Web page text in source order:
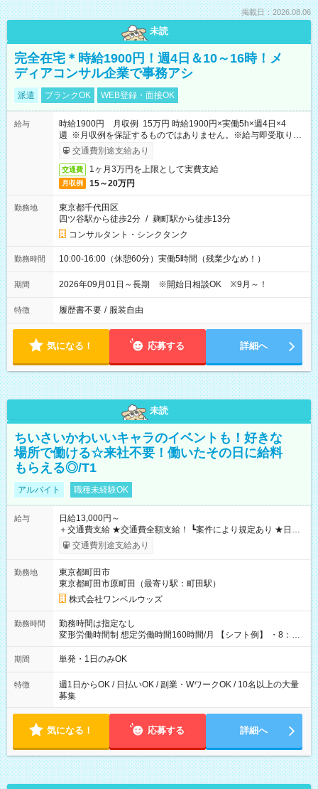
掲載日：2026.08.06
未読
完全在宅＊時給1900円！週4日＆10～16時！メ
ディアコンサル企業で事務アシ
派遣 ブランクOK WEB登録・面接OK
給与
時給1900円 月収例 15万円 時給1900円×実働5h×週4日×4
週 ※月収例を保証するものではありません。※給与即受取りサ
ービス利用可（利用条件有）
交通費別途支給あり
交通費 1ヶ月3万円を上限として実費支給
月収例 15～20万円
勤務地
東京都千代田区
四ツ谷駅から徒歩2分 / 麹町駅から徒歩13分
コンサルタント・シンクタンク
勤務時間 10:00-16:00（休憩60分）実働5時間（残業少なめ！）
期間 2026年09月01日～長期 ※開始日相談OK ※9月～！
特徴 履歴書不要 / 服装自由
気になる！ 応募する 詳細へ
未読
ちいさいかわいいキャラのイベントも！好きな
場所で働ける☆来社不要！働いたその日に給料
もらえる◎/T1
アルバイト 職種未経験OK
給与
日給13,000円～
＋交通費支給 ★交通費全額支給！ ┗案件により規定あり ★日払
いOK！（規定あり） ┗働いたその日に現金GET♪ お仕事後はコ
ンビニATMから 日払い分を引き落とせます！ 【試用期間】試
交通費別途支給あり
勤務地
東京都町田市
東京都町田市原町田（最寄り駅：町田駅）
株式会社ワンベルウッズ
勤務時間
勤務時間は指定なし
変形労働時間制 想定労働時間160時間/月 【シフト例】 ・8：00
～21：00
期間 単発・1日のみOK
特徴
週1日からOK / 日払いOK / 副業・WワークOK / 10名以上の大量
募集
気になる！ 応募する 詳細へ